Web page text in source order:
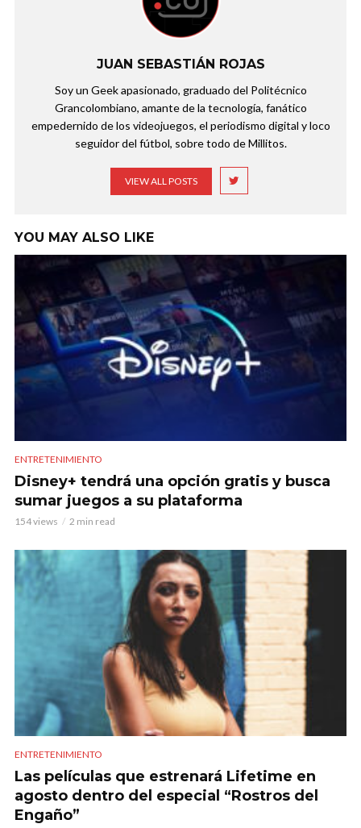
JUAN SEBASTIÁN ROJAS
Soy un Geek apasionado, graduado del Politécnico
Grancolombiano, amante de la tecnología, fanático
empedernido de los videojuegos, el periodismo digital y loco
seguidor del fútbol, sobre todo de Millitos.
VIEW ALL POSTS
YOU MAY ALSO LIKE
ENTRETENIMIENTO
Disney+ tendrá una opción gratis y busca
sumar juegos a su plataforma
154 views 2 min read
ENTRETENIMIENTO
Las películas que estrenará Lifetime en
agosto dentro del especial “Rostros del
Engaño”